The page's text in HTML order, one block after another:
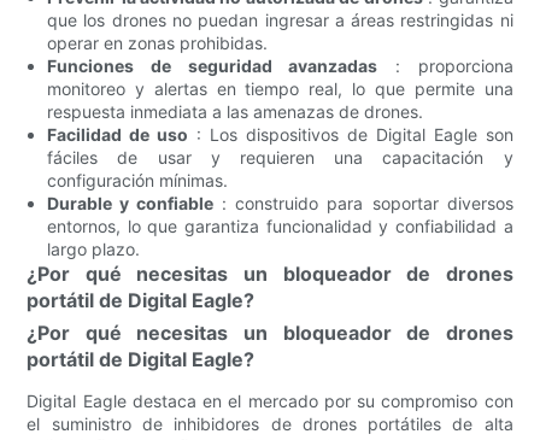
que los drones no puedan ingresar a áreas restringidas ni
operar en zonas prohibidas.
Funciones de seguridad avanzadas : proporciona
monitoreo y alertas en tiempo real, lo que permite una
respuesta inmediata a las amenazas de drones.
Facilidad de uso : Los dispositivos de Digital Eagle son
fáciles de usar y requieren una capacitación y
configuración mínimas.
Durable y confiable : construido para soportar diversos
entornos, lo que garantiza funcionalidad y confiabilidad a
largo plazo.
¿Por qué necesitas un bloqueador de drones
portátil de Digital Eagle?
¿Por qué necesitas un bloqueador de drones
portátil de Digital Eagle?
Digital Eagle destaca en el mercado por su compromiso con
el suministro de inhibidores de drones portátiles de alta